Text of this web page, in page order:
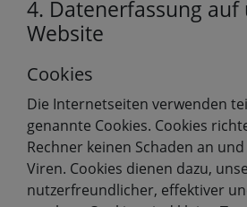
4. Datenerfassung auf
Website
Cookies
Die Internetseiten verwenden
genannte Cookies. Cookies
Rechner keinen Schaden an
Viren. Cookies dienen dazu,
nutzerfreundlicher, effektiver